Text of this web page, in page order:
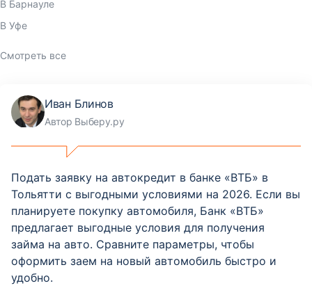
В Барнауле
В Уфе
Смотреть все
Иван Блинов
Автор Выберу.ру
Подать заявку на автокредит в банке «ВТБ» в
Тольятти с выгодными условиями на 2026. Если вы
планируете покупку автомобиля, Банк «ВТБ»
предлагает выгодные условия для получения
займа на авто. Сравните параметры, чтобы
оформить заем на новый автомобиль быстро и
удобно.